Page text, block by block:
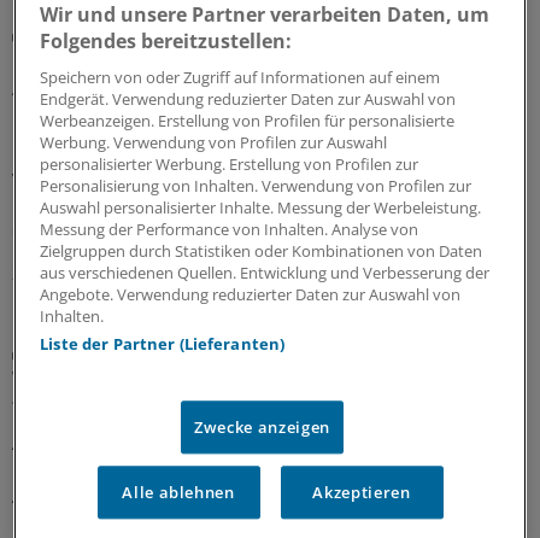
Berufsobergericht für Heilberufe Berlin
Urteil: Kein Maulkorb für Ärzte wegen
Äußerungen zu COVID-Pandemie
Das Berufsobergericht für Heilberufe Berlin kippt den
Rügebescheid einer Ärztekammer, die einem Arzt
vorwirft, er habe die Gefährlichkeit der Corona-
Pandemie unrichtig und verharmlosend dargestellt und
damit seine Berufspflichten verletzt.
27.07.2026
Aufgabenteilung
Wie Delegation in der Rheumatologie
funktionieren kann
Ärztliche Aufgaben zu delegieren, ist in den meisten
rheumatologischen Praxen längst Standard. Wie
Ärztinnen und Ärzte Delegation implementieren können
und was es dafür braucht, zeigt ein Leitfaden.
Wir und unsere Partner verarbeiten Daten, um
Folgendes bereitzustellen:
Speichern von oder Zugriff auf Informationen auf einem
Endgerät. Verwendung reduzierter Daten zur Auswahl von
Werbeanzeigen. Erstellung von Profilen für personalisierte
Werbung. Verwendung von Profilen zur Auswahl
personalisierter Werbung. Erstellung von Profilen zur
Personalisierung von Inhalten. Verwendung von Profilen zur
Auswahl personalisierter Inhalte. Messung der Werbeleistung.
Messung der Performance von Inhalten. Analyse von
Zielgruppen durch Statistiken oder Kombinationen von Daten
aus verschiedenen Quellen. Entwicklung und Verbesserung der
Angebote. Verwendung reduzierter Daten zur Auswahl von
Inhalten.
Liste der Partner (Lieferanten)
Zwecke anzeigen
Alle ablehnen Akzeptieren